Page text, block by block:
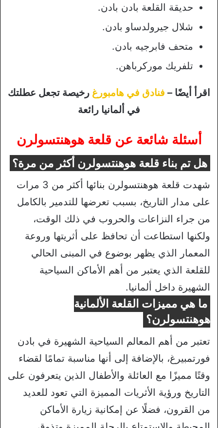
حديقة القلعة بادن بادن.
شلال جيرولدساو بادن.
متحف فابرجيه بادن.
تلفريك موركرباهن.
اقرأ أيضًا – فنادق في هامبورغ رخيصة تجعل عطلتك
في ألمانيا رائعة
أسئلة شائعة عن قلعة هوهنتسولرن
هل تم بناء قلعة هوهنتسولرن أكثر من مرة؟
شهدت قلعة هوهنتسولرن بنائها أكثر من 3 مرات
على مدار التاريخ، بسبب تعرضها للتدمير بالكامل
من جراء النزاعات والحروب في ذلك الوقت،
ولكنها استطاعت أن تحافظ على أثريتها وروعة
المعمار الذي يظهر بوضوع في المبنى الحالي
للقلعة الذي يعتبر من أهم الأماكن السياحية
الشهيرة داخل ألمانيا.
ما هي مميزات القلعة الألمانية
هوهنتسولرن؟
تعتبر من أهم المعالم السياحية الشهيرة في بادن
فورتمبيرغ، بالإضافة إلى أنها مناسبة تمامًا لقضاء
وقتًا مميزًا مع العائلة والأطفال الذين يتعرفون على
التاريخ ورؤية الأثريات المميزة التي تعود للعديد
من القرون، فضلًا عن إمكانية زيارة الأماكن